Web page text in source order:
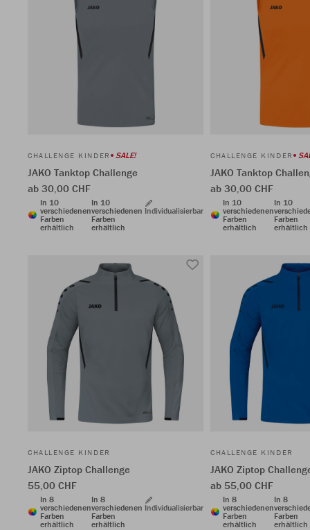
CHALLENGE KINDER SALE!
JAKO Tanktop Challenge
ab 30,00 CHF
In 10
verschiedenen
Farben
erhältlich
In 10
verschiedenen
Farben
erhältlich
Individualisierbar
CHALLENGE KINDER
JAKO Tanktop
ab 30,00 CHF
In 10
verschiedenen
Farben
erhältlich
In 10
Farben
erhältlich
CHALLENGE KINDER
JAKO Ziptop Challenge
55,00 CHF
In 8
verschiedenen
Farben
erhältlich
In 8
verschiedenen
Farben
erhältlich
Individualisierbar
CHALLENGE KINDER
JAKO Ziptop
ab 55,00 CHF
In 8
verschiedenen
Farben
erhältlich
In 8
Farben
erhältlich